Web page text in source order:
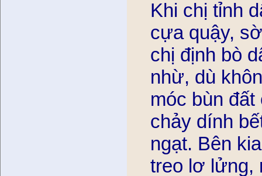
Khi chị tỉnh
cựa quậy,
chị định bò
nhừ, dù
móc bùn
chảy dính
ngạt. Bên
treo lơ lửng,